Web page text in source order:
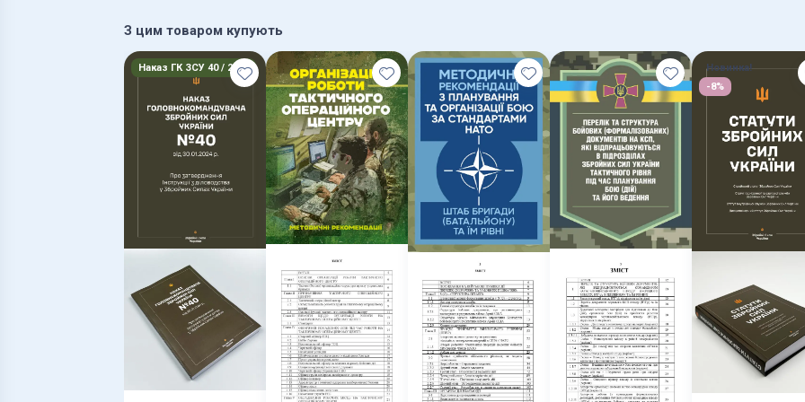
З цим товаром купують
Наказ ГК ЗСУ 40 / 2026
Новинка!
-8%